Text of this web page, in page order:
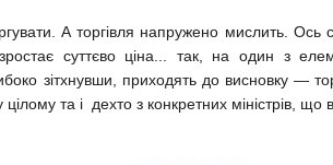
А торгівля напружено мислить. Ось
суттєво ціна... так, на один з
зітхнувши, приходять до висновку —
та і дехто з конкретних міністрів, що